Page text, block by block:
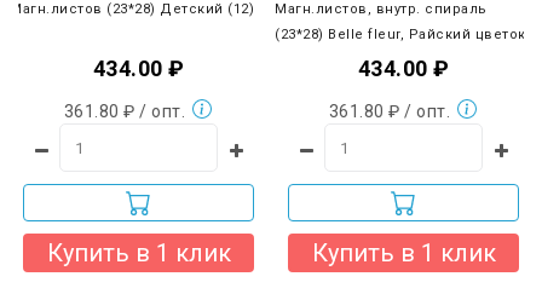
Магн.листов (23*28) Детский (12)
434.00 ₽
361.80 ₽ / опт.
Купить в 1 клик
Магн.листов, внутр. спираль
(23*28) Belle fleur, Райский цветок
434.00 ₽
361.80 ₽ / опт.
Купить в 1 клик